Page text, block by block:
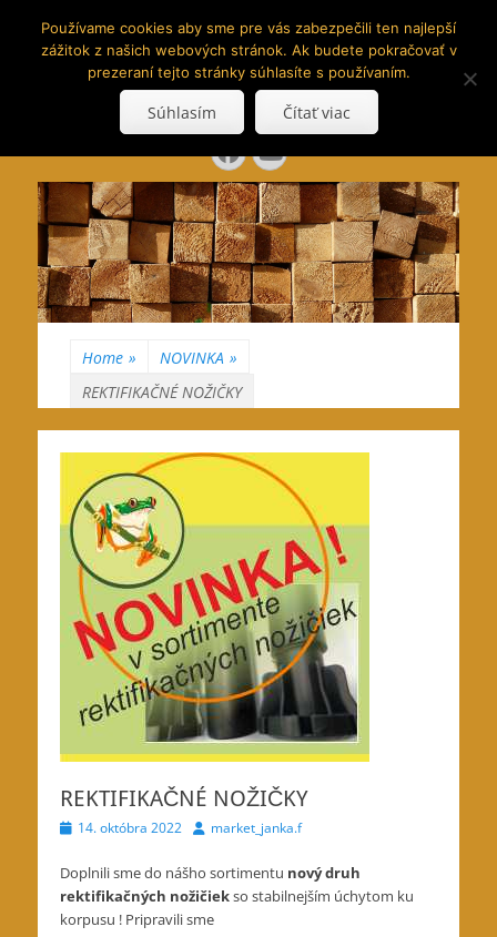
www.hranoly.sk
…kus prírody priamo k Vám
Search
Facebook
YouTube
Home » NOVINKA »
REKTIFIKAČNÉ NOŽIČKY
REKTIFIKAČNÉ NOŽIČKY
Posted14. októbra 2022 Authormarket_janka.f
Doplnili sme do nášho sortimentu nový druh
rektifikačných nožičiekso stabilnejším úchytom ku
korpusu ! Pripravili sme
Používame cookies aby sme pre vás zabezpečili ten najlepší
zážitok z našich webových stránok. Ak budete pokračovať v
prezeraní tejto stránky súhlasíte s používaním.
Súhlasím Čítať viac